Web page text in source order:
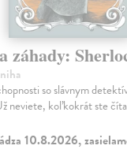
záhady:
so slávnym
neviete, koľkokrát ste
10.8.2026,